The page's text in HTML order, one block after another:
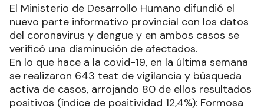
El Ministerio de Desarrollo Humano difundió el
nuevo parte informativo provincial con los datos
del coronavirus y dengue y en ambos casos se
verificó una disminución de afectados.
En lo que hace a la covid-19, en la última semana
se realizaron 643 test de vigilancia y búsqueda
activa de casos, arrojando 80 de ellos resultados
positivos (índice de positividad 12,4%): Formosa